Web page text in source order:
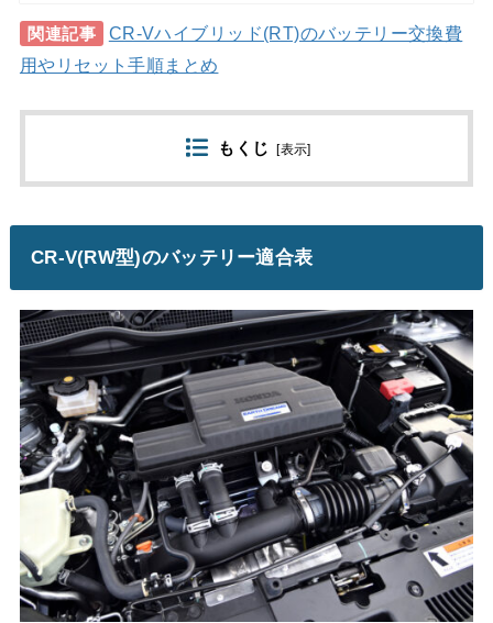
関連記事
CR-Vハイブリッド(RT)のバッテリー交換費
用やリセット手順まとめ
もくじ [表示]
CR-V(RW型)のバッテリー適合表